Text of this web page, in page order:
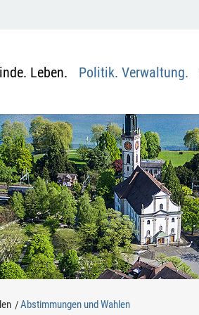
Leben. Politik. Verwaltung.
Abstimmungen und Wahlen